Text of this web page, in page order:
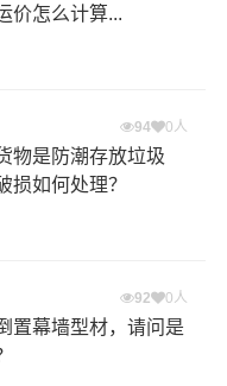
价怎么计算...
94 0人
物是防潮存放垃圾
损如何处理？
92 0人
置幕墙型材，请问是